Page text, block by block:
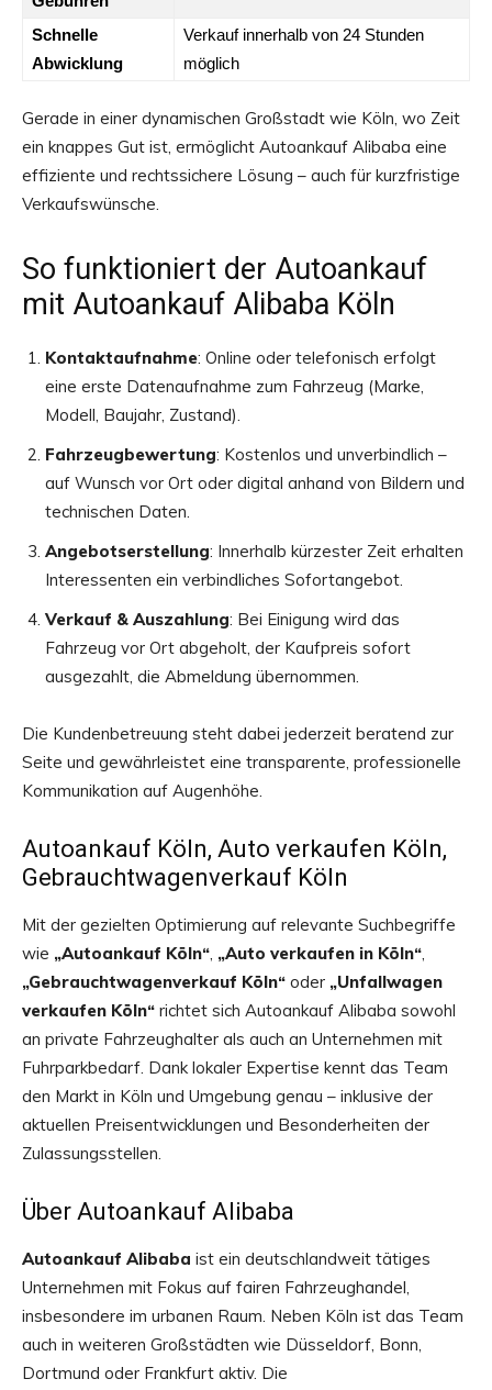
Schnelle
Abwicklung
Verkauf innerhalb von 24 Stunden
möglich
Gerade in einer dynamischen Großstadt wie Köln, wo Zeit
ein knappes Gut ist, ermöglicht Autoankauf Alibaba eine
effiziente und rechtssichere Lösung – auch für kurzfristige
Verkaufswünsche.
So funktioniert der Autoankauf
mit Autoankauf Alibaba Köln
Kontaktaufnahme: Online oder telefonisch erfolgt
eine erste Datenaufnahme zum Fahrzeug (Marke,
Modell, Baujahr, Zustand).
Fahrzeugbewertung: Kostenlos und unverbindlich –
auf Wunsch vor Ort oder digital anhand von Bildern und
technischen Daten.
Angebotserstellung: Innerhalb kürzester Zeit erhalten
Interessenten ein verbindliches Sofortangebot.
Verkauf & Auszahlung: Bei Einigung wird das
Fahrzeug vor Ort abgeholt, der Kaufpreis sofort
ausgezahlt, die Abmeldung übernommen.
Die Kundenbetreuung steht dabei jederzeit beratend zur
Seite und gewährleistet eine transparente, professionelle
Kommunikation auf Augenhöhe.
Autoankauf Köln, Auto verkaufen Köln,
Gebrauchtwagenverkauf Köln
Mit der gezielten Optimierung auf relevante Suchbegriffe
wie „Autoankauf Köln“, „Auto verkaufen in Köln“,
„Gebrauchtwagenverkauf Köln“ oder „Unfallwagen
verkaufen Köln“ richtet sich Autoankauf Alibaba sowohl
an private Fahrzeughalter als auch an Unternehmen mit
Fuhrparkbedarf. Dank lokaler Expertise kennt das Team
den Markt in Köln und Umgebung genau – inklusive der
aktuellen Preisentwicklungen und Besonderheiten der
Zulassungsstellen.
Über Autoankauf Alibaba
Autoankauf Alibaba ist ein deutschlandweit tätiges
Unternehmen mit Fokus auf fairen Fahrzeughandel,
insbesondere im urbanen Raum. Neben Köln ist das Team
auch in weiteren Großstädten wie Düsseldorf, Bonn,
Dortmund oder Frankfurt aktiv. Die